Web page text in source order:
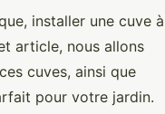
installer une cuve à
article, nous allons
cuves, ainsi que
pour votre jardin.